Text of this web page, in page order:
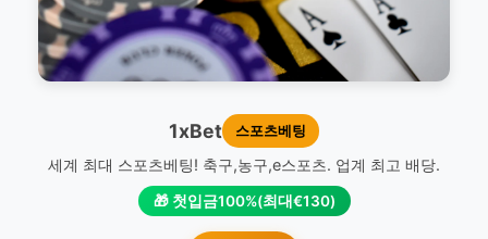
1xBet 스포츠베팅
세계 최대 스포츠베팅! 축구,농구,e스포츠. 업계 최고 배당.
🎁 첫입금100%(최대€130)